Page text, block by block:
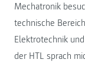
Mechatronik
technische
Elektrotechnik
der HTL sprach